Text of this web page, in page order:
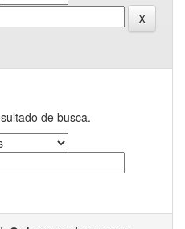
de busca.